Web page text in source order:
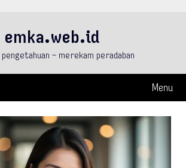
emka.web.id
– merekam peradaban
Menu